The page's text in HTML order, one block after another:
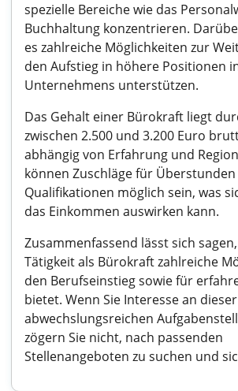
spezielle Bereiche wie das
Buchhaltung konzentrieren.
es zahlreiche Möglichkeiten zur
den Aufstieg in höhere Positionen
Unternehmens unterstützen.
Das Gehalt einer Bürokraft liegt
zwischen 2.500 und 3.200 Euro
abhängig von Erfahrung und
können Zuschläge für
Qualifikationen möglich sein, was
das Einkommen auswirken kann.
Zusammenfassend lässt sich
Tätigkeit als Bürokraft zahlreiche
den Berufseinstieg sowie für
bietet. Wenn Sie Interesse an dieser
abwechslungsreichen
zögern Sie nicht, nach passenden
Stellenangeboten zu suchen und